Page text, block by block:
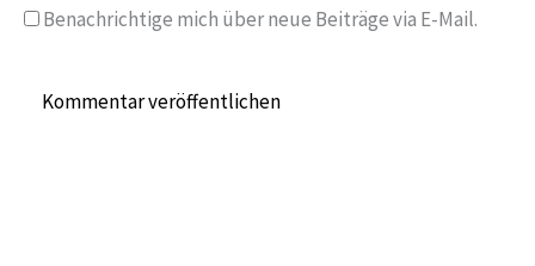
Benachrichtige mich über neue Beiträge via E-Mail.